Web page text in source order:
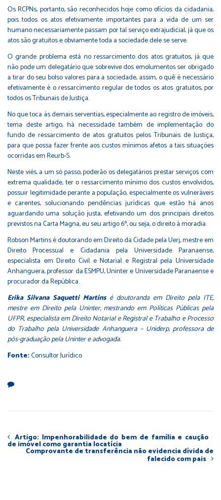
Os RCPNs, portanto, são reconhecidos hoje como ofícios da cidadania,
pois todos os atos efetivamente importantes para a vida de um ser
humano necessariamente passam por tal serviço extrajudicial, já que os
atos são gratuitos e obviamente toda a sociedade dele se serve.
O grande problema está no ressarcimento dos atos gratuitos, já que
não pode um delegatário que sobrevive dos emolumentos ser obrigado
a tirar do seu bolso valores para a sociedade, assim, o quê é necessário
efetivamente é o ressarcimento regular de todos os atos gratuitos, por
todos os Tribunais de Justiça.
No que toca às demais serventias, especialmente ao registro de imóveis,
tema deste artigo, há necessidade também de implementação do
fundo de ressarcimento de atos gratuitos pelos Tribunais de Justiça,
para que possa fazer frente aos custos mínimos afetos a tais situações
ocorridas em Reurb-S.
Neste viés, a um só passo, poderão os delegatários prestar serviços com
extrema qualidade, ter o ressarcimento mínimo dos custos envolvidos,
possuir legitimidade perante a população, especialmente os vulneráveis
e carentes, solucionando pendências jurídicas que estão há anos
aguardando uma solução justa, efetivando um dos principais direitos
previstos na Carta Magna, eu seu artigo 6º, ou seja, o direito à moradia.
Robson Martins é doutorando em Direito da Cidade pela Uerj, mestre em
Direito Processual e Cidadania pela Universidade Paranaense,
especialista em Direito Civil e Notarial e Registral pela Universidade
Anhanguera, professor da ESMPU, Uninter e Universidade Paranaense e
procurador da República.
Erika Silvana Saquetti Martinsé doutoranda em Direito pela ITE,
mestre em Direito pela Uninter, mestrando em Políticas Públicas pela
UFPR, especialista em Direito Notarial e Registral e Trabalho e Processo
do Trabalho pela Universidade Anhanguera – Uniderp, professora de
pós-graduação pela Uninter e advogada.
Fonte:Consultor Jurídico
Artigo: Impenhorabilidade do bem de família e caução
de imóvel como garantia locatícia
Comprovante de transferência não evidencia dívida de
falecido com pais